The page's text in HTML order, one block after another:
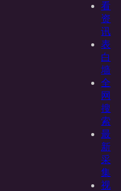
看
资
讯
表
白
墙
全
网
搜
索
最
新
采
集
视